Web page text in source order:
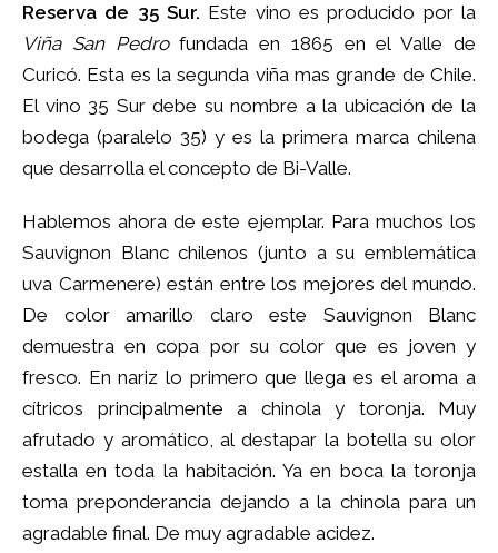
Reserva de 35 Sur. Este vino es producido por la
Viña San Pedrofundada en 1865 en el Valle de
Curicó. Esta es la segunda viña mas grande de Chile.
El vino 35 Sur debe su nombre a la ubicación de la
bodega (paralelo 35) y es la primera marca chilena
que desarrolla el concepto de Bi-Valle.
Hablemos ahora de este ejemplar. Para muchos los
Sauvignon Blanc chilenos (junto a su emblemática
uva Carmenere) están entre los mejores del mundo.
De color amarillo claro este Sauvignon Blanc
demuestra en copa por su color que es joven y
fresco. En nariz lo primero que llega es el aroma a
cítricos principalmente a chinola y toronja. Muy
afrutado y aromático, al destapar la botella su olor
estalla en toda la habitación. Ya en boca la toronja
toma preponderancia dejando a la chinola para un
agradable final. De muy agradable acidez.